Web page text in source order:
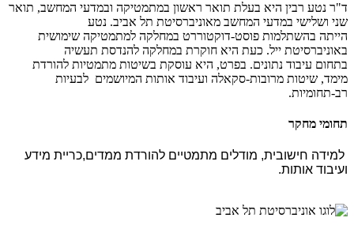
ד"ר נטע רבין היא בעלת תואר ראשון במתמטיקה ובמדעי המחשב, תואר
שני ושלישי במדעי המחשב מאוניברסיטת תל אביב. נטע
הייתה בהשתלמות פוסט-דוקטוררט במחלקה למתמטיקה שימושית
באוניברסיטת ייל. כעת היא חוקרת במחלקה להנדסת תעשיה
בתחום עיבוד נתונים. בפרט, היא עוסקת בשיטות מתמטיות להורדת
מימד, שיטות מרובות-סקאלה ועיבוד אותות המיושמים לבעיות
רב-תחומיות.
תחומי מחקר
למידה חישובית, מודלים מתמטיים להורדת ממדים,כריית מידע
ועיבוד אותות.